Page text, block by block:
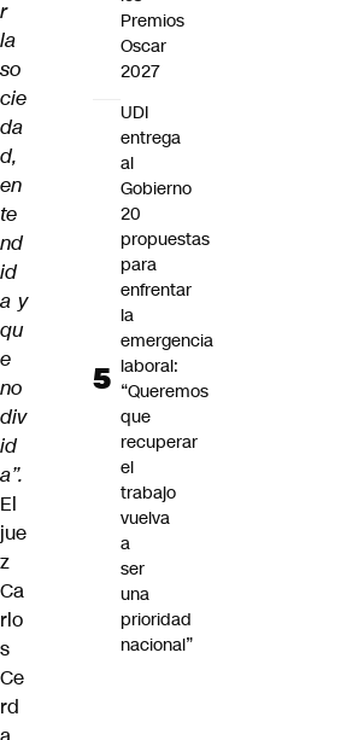
r
la
so
cie
da
d,
en
te
nd
id
a y
qu
e
no
div
id
a”.
El
jue
z
Ca
rlo
s
Ce
rd
Premios
Oscar
2027
UDI
entrega
al
Gobierno
20
propuestas
para
enfrentar
la
emergencia
laboral:
“Queremos
que
recuperar
el
trabajo
vuelva
a
ser
una
prioridad
nacional”